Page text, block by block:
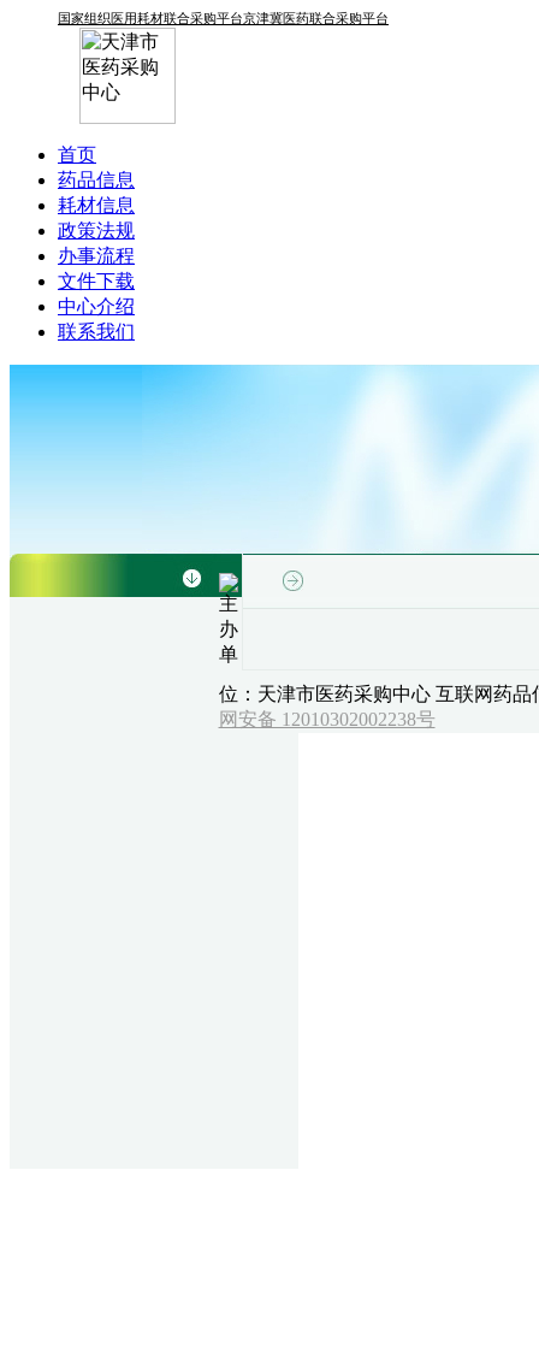
国家组织医用耗材联合采购平台京津冀医药联合采购平台
首页
药品信息
耗材信息
政策法规
办事流程
文件下载
中心介绍
联系我们
主
办
单
位：天津市医药采购中心 互联网药品
网安备 12010302002238号